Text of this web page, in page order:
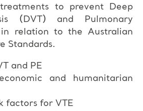
to prevent Deep
(DVT) and Pulmonary
in relation to the Australian
Standards.
and PE
and humanitarian
factors for VTE